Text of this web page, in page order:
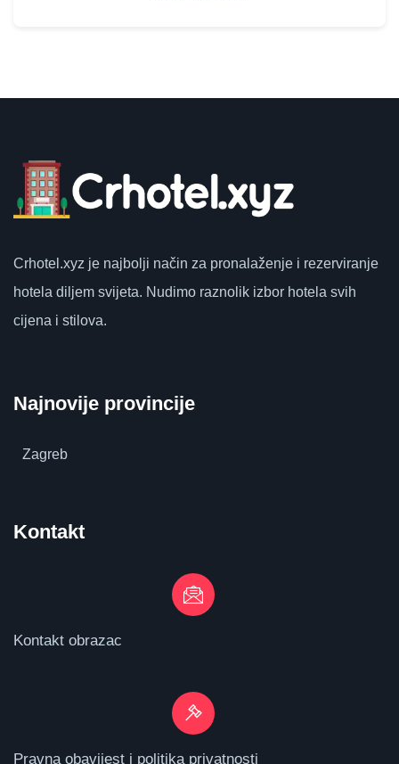
Crhotel.xyz je najbolji način za pronalaženje i rezerviranje
hotela diljem svijeta. Nudimo raznolik izbor hotela svih
cijena i stilova.
Najnovije provincije
Zagreb
Kontakt
Kontakt obrazac
Pravna obavijest i politika privatnosti